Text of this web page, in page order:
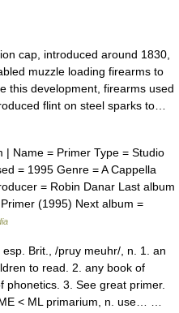
cap, introduced around 1830,
muzzle loading firearms to
this development, firearms used
flint on steel sparks to…
Name = Primer Type = Studio
= 1995 Genre = A Cappella
= Robin Danar Last album
(1995) Next album =
Brit., /pruy meuhr/, n. 1. an
to read. 2. any book of
3. See great primer.
< ML primarium, n. use… …